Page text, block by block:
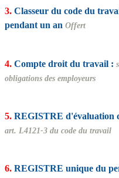
3. Classeur du code du
pendant un an Offert
4. Compte droit du travail :
obligations des employeurs
5. REGISTRE d'évaluation
art. L4121-3 du code du travail
6. REGISTRE unique du